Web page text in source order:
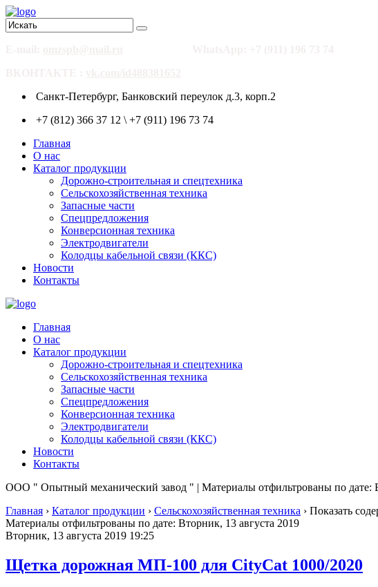
Санкт-Петербург, Банковский переулок д.3, корп.2
+7 (812) 366 37 12 \ +7 (911) 196 73 74
Главная
О нас
Каталог продукции
Дорожно-строительная и спецтехника
Сельскохозяйственная техника
Запасные части
Спецпредложения
Конверсионная техника
Электродвигатели
Колодцы кабельной связи (ККС)
Новости
Контакты
Главная
О нас
Каталог продукции
Дорожно-строительная и спецтехника
Сельскохозяйственная техника
Запасные части
Спецпредложения
Конверсионная техника
Электродвигатели
Колодцы кабельной связи (ККС)
Новости
Контакты
ООО " Опытный механический завод " | Материалы отфильтрованы по дате:
Главная › Каталог продукции › Сельскохозяйственная техника › Показать
Материалы отфильтрованы по дате: Вторник, 13 августа 2019
Вторник, 13 августа 2019 19:25
Щетка дорожная МП-100 для CityCat 1000/2020